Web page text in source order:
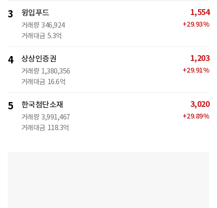
3 윙입푸드
거래량 346,924
거래대금 5.3억
1,554
+29.93%
4 상상인증권
거래량 1,380,356
거래대금 16.6억
1,203
+29.91%
5 한국첨단소재
거래량 3,991,467
거래대금 118.3억
3,020
+29.89%